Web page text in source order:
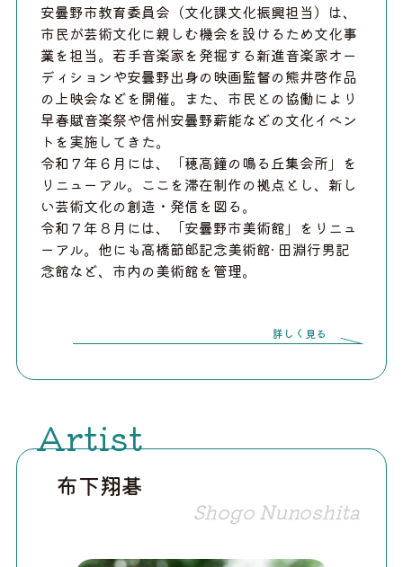
安曇野市教育委員会（文化課文化振興担当）は、
市民が芸術文化に親しむ機会を設けるため文化事
業を担当。若手音楽家を発掘する新進音楽家オー
ディションや安曇野出身の映画監督の熊井啓作品
の上映会などを開催。また、市民との協働により
早春賦音楽祭や信州安曇野薪能などの文化イベン
トを実施してきた。
令和７年６月には、「穂高鐘の鳴る丘集会所」を
リニューアル。ここを滞在制作の拠点とし、新し
い芸術文化の創造・発信を図る。
令和７年８月には、「安曇野市美術館」をリニュ
ーアル。他にも高橋節郎記念美術館· 田淵行男記
念館など、市内の美術館を管理。
詳しく見る
Artist
布下翔碁
Shogo Nunoshita